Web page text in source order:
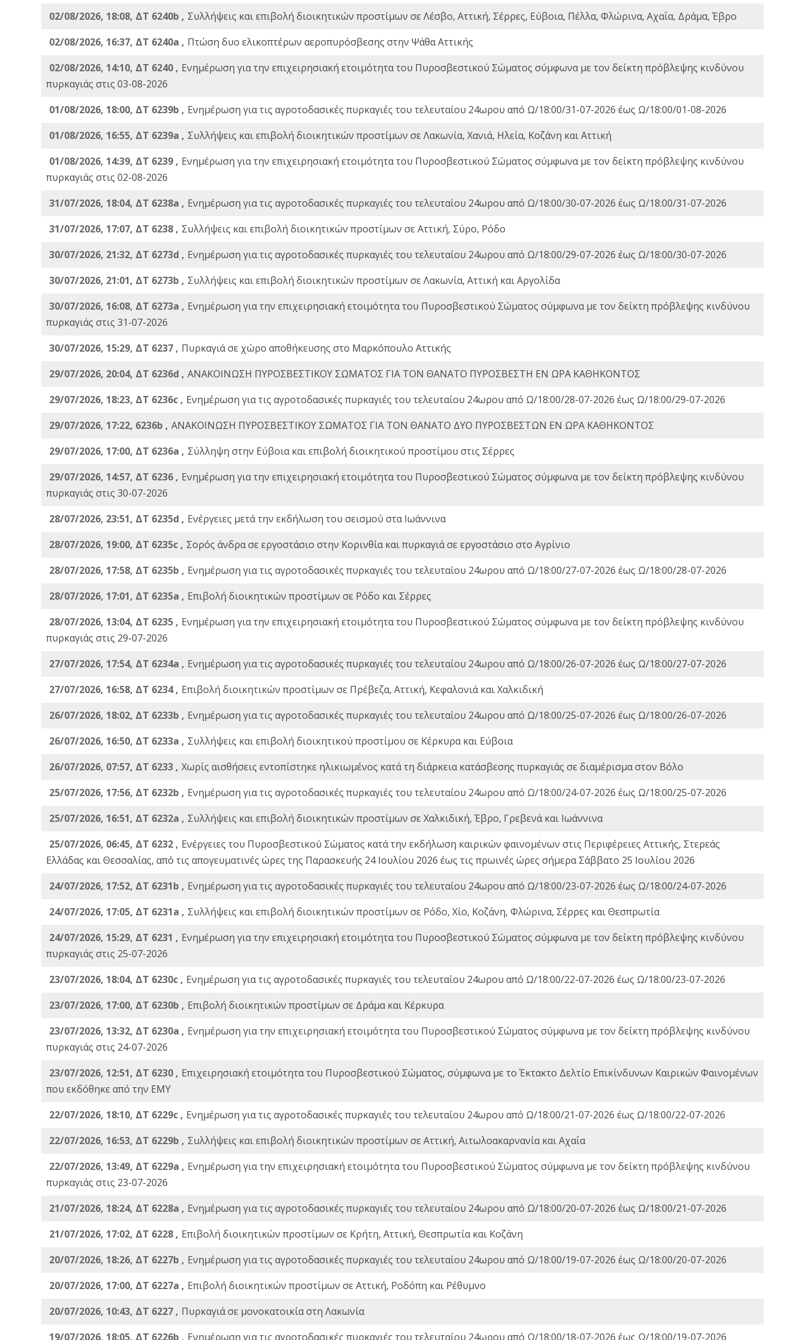
02/08/2026, 18:08, ΔΤ 6240b , Συλλήψεις και επιβολή διοικητικών προστίμων σε Λέσβο, Αττική, Σέρρες, Εύβοια, Πέλλα, Φλώρινα, Αχαΐα, Δράμα, Έβρο
02/08/2026, 16:37, ΔΤ 6240a , Πτώση δυο ελικοπτέρων αεροπυρόσβεσης στην Ψάθα Αττικής
02/08/2026, 14:10, ΔΤ 6240 , Ενημέρωση για την επιχειρησιακή ετοιμότητα του Πυροσβεστικού Σώματος σύμφωνα με τον δείκτη πρόβλεψης κινδύνου
πυρκαγιάς στις 03-08-2026
01/08/2026, 18:00, ΔΤ 6239b , Ενημέρωση για τις αγροτοδασικές πυρκαγιές του τελευταίου 24ωρου από Ω/18:00/31-07-2026 έως Ω/18:00/01-08-2026
01/08/2026, 16:55, ΔΤ 6239a , Συλλήψεις και επιβολή διοικητικών προστίμων σε Λακωνία, Χανιά, Ηλεία, Κοζάνη και Αττική
01/08/2026, 14:39, ΔΤ 6239 , Ενημέρωση για την επιχειρησιακή ετοιμότητα του Πυροσβεστικού Σώματος σύμφωνα με τον δείκτη πρόβλεψης κινδύνου
πυρκαγιάς στις 02-08-2026
31/07/2026, 18:04, ΔΤ 6238a , Ενημέρωση για τις αγροτοδασικές πυρκαγιές του τελευταίου 24ωρου από Ω/18:00/30-07-2026 έως Ω/18:00/31-07-2026
31/07/2026, 17:07, ΔΤ 6238 , Συλλήψεις και επιβολή διοικητικών προστίμων σε Αττική, Σύρο, Ρόδο
30/07/2026, 21:32, ΔΤ 6273d , Ενημέρωση για τις αγροτοδασικές πυρκαγιές του τελευταίου 24ωρου από Ω/18:00/29-07-2026 έως Ω/18:00/30-07-2026
30/07/2026, 21:01, ΔΤ 6273b , Συλλήψεις και επιβολή διοικητικών προστίμων σε Λακωνία, Αττική και Αργολίδα
30/07/2026, 16:08, ΔΤ 6273a , Ενημέρωση για την επιχειρησιακή ετοιμότητα του Πυροσβεστικού Σώματος σύμφωνα με τον δείκτη πρόβλεψης κινδύνου
πυρκαγιάς στις 31-07-2026
30/07/2026, 15:29, ΔΤ 6237 , Πυρκαγιά σε χώρο αποθήκευσης στο Μαρκόπουλο Αττικής
29/07/2026, 20:04, ΔΤ 6236d , ΑΝΑΚΟΙΝΩΣΗ ΠΥΡΟΣΒΕΣΤΙΚΟΥ ΣΩΜΑΤΟΣ ΓΙΑ ΤΟΝ ΘΑΝΑΤΟ ΠΥΡΟΣΒΕΣΤΗ ΕΝ ΩΡΑ ΚΑΘΗΚΟΝΤΟΣ
29/07/2026, 18:23, ΔΤ 6236c , Ενημέρωση για τις αγροτοδασικές πυρκαγιές του τελευταίου 24ωρου από Ω/18:00/28-07-2026 έως Ω/18:00/29-07-2026
29/07/2026, 17:22, 6236b , ΑΝΑΚΟΙΝΩΣΗ ΠΥΡΟΣΒΕΣΤΙΚΟΥ ΣΩΜΑΤΟΣ ΓΙΑ ΤΟΝ ΘΑΝΑΤΟ ΔΥΟ ΠΥΡΟΣΒΕΣΤΩΝ ΕΝ ΩΡΑ ΚΑΘΗΚΟΝΤΟΣ
29/07/2026, 17:00, ΔΤ 6236a , Σύλληψη στην Εύβοια και επιβολή διοικητικού προστίμου στις Σέρρες
29/07/2026, 14:57, ΔΤ 6236 , Ενημέρωση για την επιχειρησιακή ετοιμότητα του Πυροσβεστικού Σώματος σύμφωνα με τον δείκτη πρόβλεψης κινδύνου
πυρκαγιάς στις 30-07-2026
28/07/2026, 23:51, ΔΤ 6235d , Ενέργειες μετά την εκδήλωση του σεισμού στα Ιωάννινα
28/07/2026, 19:00, ΔΤ 6235c , Σορός άνδρα σε εργοστάσιο στην Κορινθία και πυρκαγιά σε εργοστάσιο στο Αγρίνιο
28/07/2026, 17:58, ΔΤ 6235b , Ενημέρωση για τις αγροτοδασικές πυρκαγιές του τελευταίου 24ωρου από Ω/18:00/27-07-2026 έως Ω/18:00/28-07-2026
28/07/2026, 17:01, ΔΤ 6235a , Eπιβολή διοικητικών προστίμων σε Ρόδο και Σέρρες
28/07/2026, 13:04, ΔΤ 6235 , Ενημέρωση για την επιχειρησιακή ετοιμότητα του Πυροσβεστικού Σώματος σύμφωνα με τον δείκτη πρόβλεψης κινδύνου
πυρκαγιάς στις 29-07-2026
27/07/2026, 17:54, ΔΤ 6234a , Ενημέρωση για τις αγροτοδασικές πυρκαγιές του τελευταίου 24ωρου από Ω/18:00/26-07-2026 έως Ω/18:00/27-07-2026
27/07/2026, 16:58, ΔΤ 6234 , Eπιβολή διοικητικών προστίμων σε Πρέβεζα, Αττική, Κεφαλονιά και Χαλκιδική
26/07/2026, 18:02, ΔΤ 6233b , Ενημέρωση για τις αγροτοδασικές πυρκαγιές του τελευταίου 24ωρου από Ω/18:00/25-07-2026 έως Ω/18:00/26-07-2026
26/07/2026, 16:50, ΔΤ 6233a , Συλλήψεις και επιβολή διοικητικού προστίμου σε Κέρκυρα και Εύβοια
26/07/2026, 07:57, ΔΤ 6233 , Χωρίς αισθήσεις εντοπίστηκε ηλικιωμένος κατά τη διάρκεια κατάσβεσης πυρκαγιάς σε διαμέρισμα στον Βόλο
25/07/2026, 17:56, ΔΤ 6232b , Ενημέρωση για τις αγροτοδασικές πυρκαγιές του τελευταίου 24ωρου από Ω/18:00/24-07-2026 έως Ω/18:00/25-07-2026
25/07/2026, 16:51, ΔΤ 6232a , Συλλήψεις και επιβολή διοικητικών προστίμων σε Χαλκιδική, Έβρο, Γρεβενά και Ιωάννινα
25/07/2026, 06:45, ΔΤ 6232 , Ενέργειες του Πυροσβεστικού Σώματος κατά την εκδήλωση καιρικών φαινομένων στις Περιφέρειες Αττικής, Στερεάς
Ελλάδας και Θεσσαλίας, από τις απογευματινές ώρες της Παρασκευής 24 Ιουλίου 2026 έως τις πρωινές ώρες σήμερα Σάββατο 25 Ιουλίου 2026
24/07/2026, 17:52, ΔΤ 6231b , Ενημέρωση για τις αγροτοδασικές πυρκαγιές του τελευταίου 24ωρου από Ω/18:00/23-07-2026 έως Ω/18:00/24-07-2026
24/07/2026, 17:05, ΔΤ 6231a , Συλλήψεις και επιβολή διοικητικών προστίμων σε Ρόδο, Χίο, Κοζάνη, Φλώρινα, Σέρρες και Θεσπρωτία
24/07/2026, 15:29, ΔΤ 6231 , Ενημέρωση για την επιχειρησιακή ετοιμότητα του Πυροσβεστικού Σώματος σύμφωνα με τον δείκτη πρόβλεψης κινδύνου
πυρκαγιάς στις 25-07-2026
23/07/2026, 18:04, ΔΤ 6230c , Ενημέρωση για τις αγροτοδασικές πυρκαγιές του τελευταίου 24ωρου από Ω/18:00/22-07-2026 έως Ω/18:00/23-07-2026
23/07/2026, 17:00, ΔΤ 6230b , Επιβολή διοικητικών προστίμων σε Δράμα και Κέρκυρα
23/07/2026, 13:32, ΔΤ 6230a , Ενημέρωση για την επιχειρησιακή ετοιμότητα του Πυροσβεστικού Σώματος σύμφωνα με τον δείκτη πρόβλεψης κινδύνου
πυρκαγιάς στις 24-07-2026
23/07/2026, 12:51, ΔΤ 6230 , Επιχειρησιακή ετοιμότητα του Πυροσβεστικού Σώματος, σύμφωνα με το Έκτακτο Δελτίο Επικίνδυνων Καιρικών Φαινομένων
που εκδόθηκε από την ΕΜΥ
22/07/2026, 18:10, ΔΤ 6229c , Ενημέρωση για τις αγροτοδασικές πυρκαγιές του τελευταίου 24ωρου από Ω/18:00/21-07-2026 έως Ω/18:00/22-07-2026
22/07/2026, 16:53, ΔΤ 6229b , Σuλλήψεις και επιβολή διοικητικών προστίμων σε Αττική, Αιτωλοακαρνανία και Αχαΐα
22/07/2026, 13:49, ΔΤ 6229a , Ενημέρωση για την επιχειρησιακή ετοιμότητα του Πυροσβεστικού Σώματος σύμφωνα με τον δείκτη πρόβλεψης κινδύνου
πυρκαγιάς στις 23-07-2026
21/07/2026, 18:24, ΔΤ 6228a , Ενημέρωση για τις αγροτοδασικές πυρκαγιές του τελευταίου 24ωρου από Ω/18:00/20-07-2026 έως Ω/18:00/21-07-2026
21/07/2026, 17:02, ΔΤ 6228 , Επιβολή διοικητικών προστίμων σε Κρήτη, Αττική, Θεσπρωτία και Κοζάνη
20/07/2026, 18:26, ΔΤ 6227b , Ενημέρωση για τις αγροτοδασικές πυρκαγιές του τελευταίου 24ωρου από Ω/18:00/19-07-2026 έως Ω/18:00/20-07-2026
20/07/2026, 17:00, ΔΤ 6227a , Επιβολή διοικητικών προστίμων σε Αττική, Ροδόπη και Ρέθυμνο
20/07/2026, 10:43, ΔΤ 6227 , Πυρκαγιά σε μονοκατοικία στη Λακωνία
19/07/2026, 18:05, ΔΤ 6226b , Ενημέρωση για τις αγροτοδασικές πυρκαγιές του τελευταίου 24ωρου από Ω/18:00/18-07-2026 έως Ω/18:00/19-07-2026